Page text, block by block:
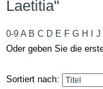
Laetitia"
0-9 A B C D E F G H J
Oder geben Sie die
Sortiert nach: